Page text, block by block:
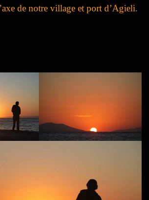
de notre village et port d’Agieli.